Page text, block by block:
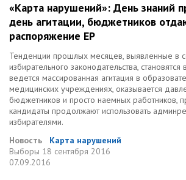
«Карта нарушений»: День знаний
день агитации, бюджетников
распоряжение ЕР
Тенденции прошлых месяцев, выявленные в
избирательного законодательства,
ведется массированная агитация в
медицинских учреждениях, оказывается
бюджетников и просто наемных работников,
кандидаты продолжают использовать
избирателями.
Новость
Карта нарушений
Выборы 18 сентября 2016
07.09.2016